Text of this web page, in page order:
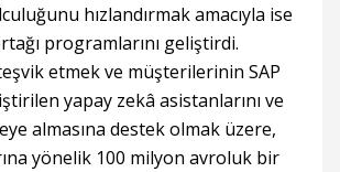
hızlandırmak amacıyla ise
programlarını geliştirdi.
etmek ve müşterilerinin SAP
yapay zekâ asistanlarını ve
almasına destek olmak üzere,
yönelik 100 milyon avroluk bir